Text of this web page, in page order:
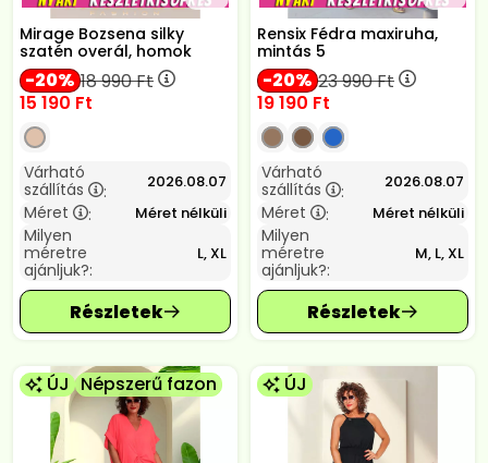
Mirage Bozsena silky
szatén overál, homok
20 18 990Ft
15 190 Ft
Várható
szállítás
: 2026.08.07
Méret : Méret nélküli
Milyen
méretre
ajánljuk?:
L, XL
Rensix Fédra maxiruha,
mintás 5
20 23 990Ft
19 190 Ft
Várható
szállítás
: 2026.08.07
Méret : Méret nélküli
Milyen
méretre
ajánljuk?:
M, L, XL
ÚJ Népszerű fazon ÚJ